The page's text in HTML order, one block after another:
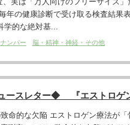
年の健康診断で受け取る検査結果
的な絶対基...
ンバー 脳・精神・神経・その他
ースレター◆ 『エストロゲ
命的な欠陥 エストロゲン療法が